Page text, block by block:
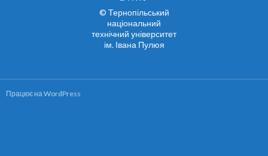
© Тернопільський
національний
технічний університет
ім. Івана Пулюя
Працює на WordPress